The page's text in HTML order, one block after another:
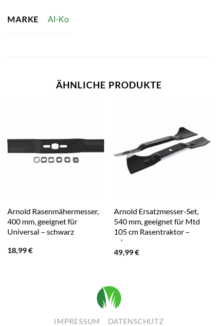
MARKE Al-Ko
ÄHNLICHE PRODUKTE
Arnold Rasenmähermesser,
400 mm, geeignet für
Universal – schwarz
18,99€
Arnold Ersatzmesser-Set,
540 mm, geeignet für Mtd
105 cm Rasentraktor –
schwarz
49,99€
IMPRESSUM DATENSCHUTZ